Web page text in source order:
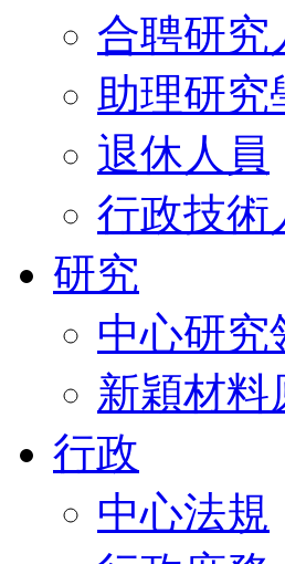
合聘研究
助理研究
退休人員
行政技術
研究
中心研究
新穎材料
行政
中心法規